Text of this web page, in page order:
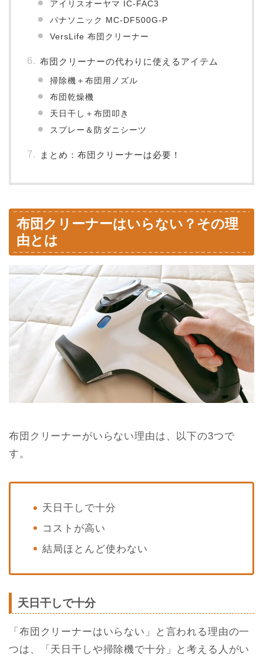
アイリスオーヤマ IC-FAC3
パナソニック MC-DF500G-P
VersLife 布団クリーナー
布団クリーナーの代わりに使えるアイテム
掃除機＋布団用ノズル
布団乾燥機
天日干し＋布団叩き
スプレー＆防ダニシーツ
まとめ：布団クリーナーは必要！
布団クリーナーはいらない？その理
由とは
布団クリーナーがいらない理由は、以下の3つで
す。
天日干しで十分
コストが高い
結局ほとんど使わない
天日干しで十分
「布団クリーナーはいらない」と言われる理由の一
つは、「天日干しや掃除機で十分」と考える人がい